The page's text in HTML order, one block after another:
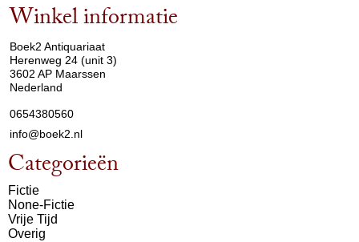
Winkel informatie
Boek2 Antiquariaat
Herenweg 24 (unit 3)
3602 AP Maarssen
Nederland
0654380560
info@boek2.nl
Categorieën
Fictie
None-Fictie
Vrije Tijd
Overig